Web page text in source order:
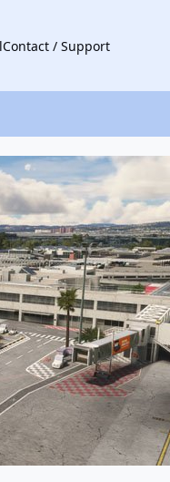
Contact / Support